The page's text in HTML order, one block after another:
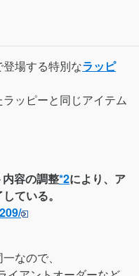
場する特別なラッピ
ッピーと同じアイテム
容の調整*2により、ア
ている。
なので、